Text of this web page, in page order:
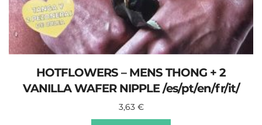
HOTFLOWERS – MENS THONG + 2
VANILLA WAFER NIPPLE /es/pt/en/fr/it/
3,63 €